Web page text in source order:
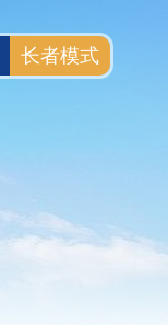
长者模式